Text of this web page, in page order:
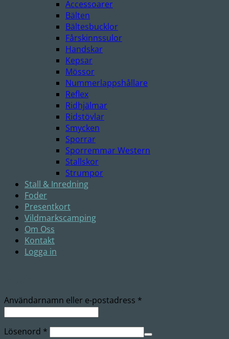
Accessoarer
Bälten
Bältesbucklor
Fårskinnssulor
Handskar
Kepsar
Mössor
Nummerlappshållare
Reflex
Ridhjälmar
Ridstövlar
Smycken
Sporrar
Sporremmar Western
Stallskor
Strumpor
Stall & Inredning
Foder
Presentkort
Vildmarkscamping
Om Oss
Kontakt
Logga in
Användarnamn eller e-postadress *
Lösenord * Obligatoriskt